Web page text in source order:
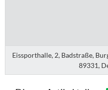
Eissporthalle, 2, Badstraße,
89331,